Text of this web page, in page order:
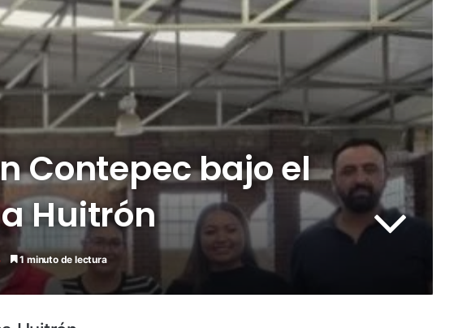
Contepec bajo el
Huitrón
1 minuto de lectura